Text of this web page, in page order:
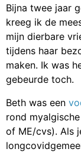
Bijna twee jaar
kreeg ik de
mijn dierbare
tijdens haar
maken. Ik was
gebeurde toch.
Beth was een
rond
of ME/cvs). Als